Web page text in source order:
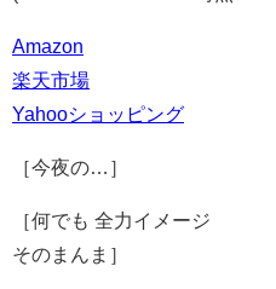
Amazon
楽天市場
Yahooショッピング
［今夜の…］
［何でも 全力イメージ
そのまんま］